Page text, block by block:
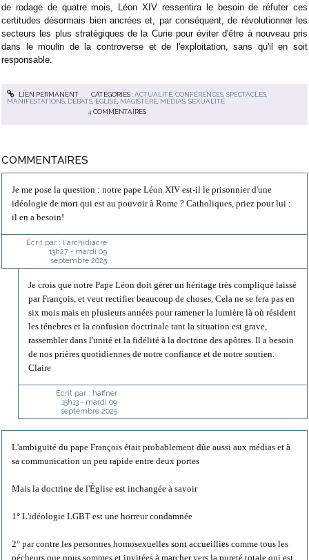
de rodage de quatre mois, Léon XIV ressentira le besoin de réfuter ces
certitudes désormais bien ancrées et, par conséquent, de révolutionner les
secteurs les plus stratégiques de la Curie pour éviter d'être à nouveau pris
dans le moulin de la controverse et de l'exploitation, sans qu'il en soit
responsable.
LIEN PERMANENT CATÉGORIES :ACTUALITÉ, CONFÉRENCES, SPECTACLES,
MANIFESTATIONS, DÉBATS, EGLISE, MAGISTÈRE, MÉDIAS,SEXUALITÉ
4 COMMENTAIRES
COMMENTAIRES
Je me pose la question : notre pape Léon XIV est-il le prisonnier d'une
idéologie de mort qui est au pouvoir à Rome ? Catholiques, priez pour lui :
il en a besoin!
Écrit par : l'archidiacre
13h27- mardi 09
septembre 2025
Je crois que notre Pape Léon doit gèrer un héritage très compliqué laissé
par François, et veut rectifier beaucoup de choses, Cela ne se fera pas en
six mois mais en plusieurs années pour ramener la lumière là où résident
les ténebres et la confusion doctrinale tant la situation est grave,
rassembler dans l'unité et la fidélité à la doctrine des apôtres. Il a besoin
de nos prières quotidiennes de notre confiance et de notre soutien.
Claire
Écrit par : haffner
15h13- mardi 09
septembre 2025
L'ambiguïté du pape François était probablement dûe aussi aux médias et à
sa communication un peu rapide entre deux portes
Mais la doctrine de l'Église est inchangée à savoir
1° L'idéologie LGBT est une horreur condamnée
2° par contre les personnes homosexuelles sont accueillies comme tous les
pécheurs que nous sommes et invitées à marcher vers la pureté totale qui est